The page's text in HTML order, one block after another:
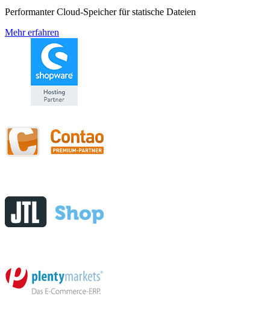
Performanter Cloud-Speicher für statische Dateien
Mehr erfahren